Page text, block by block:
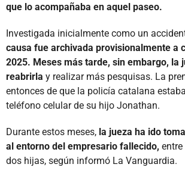
que lo acompañaba en aquel paseo.
Investigada inicialmente como un
causa fue archivada provisionalmente a
2025. Meses más tarde, sin embargo, la
reabrirla y realizar más pesquisas. La
entonces de que la policía catalana
teléfono celular de su hijo Jonathan.
Durante estos meses, la jueza ha ido
al entorno del empresario fallecido,
dos hijas, según informó La Vanguardia.